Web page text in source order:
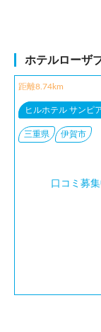
ホテルローザ
距離8.74km
ヒルホテル サンピ
三重県 伊賀市
口コミ募集